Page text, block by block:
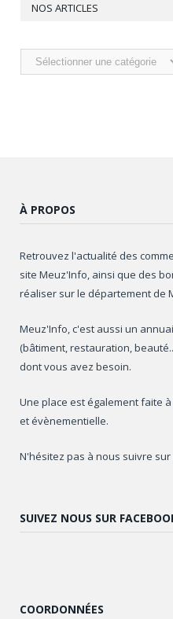
NOS ARTICLES
Nos
À PROPOS
Retrouvez l'actualité des
site Meuz'Info, ainsi que des
réaliser sur le département de
Meuz'Info, c'est aussi un
(bâtiment, restauration,
dont vous avez besoin.
Une place est également faite
et évènementielle.
N'hésitez pas à nous suivre sur
SUIVEZ NOUS SUR
COORDONNÉES